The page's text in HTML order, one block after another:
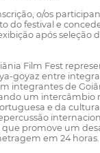
o/os
do festival e
após seleção
Film Fest
goyaz entre
integrantes de
um intercâmbio
e da
que promove um
em 24 horas.